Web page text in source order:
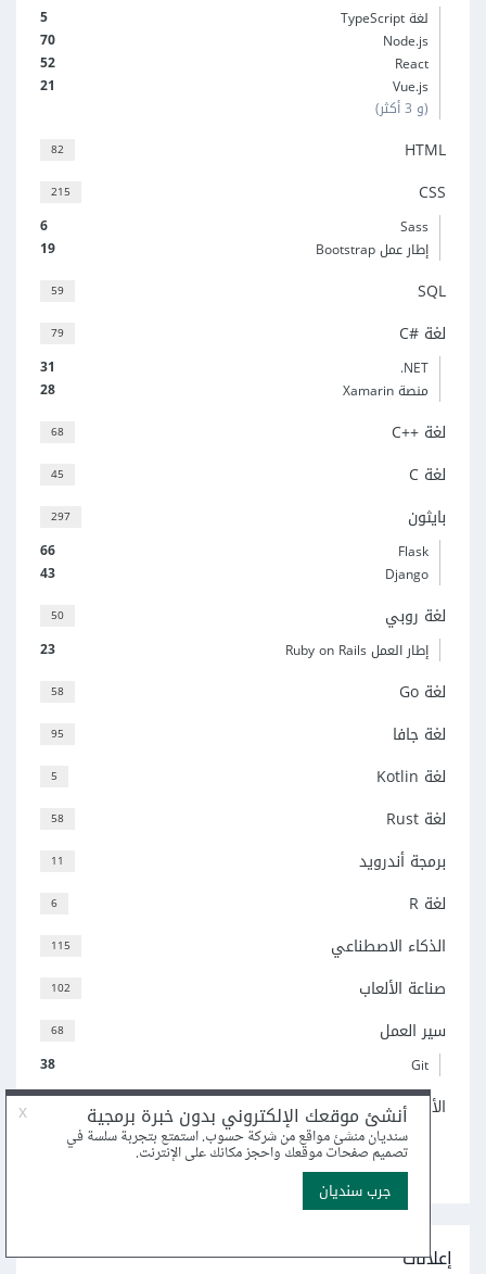
5
لغة TypeScript
70
Node.js
52
React
21
Vue.js
(و 3 أكثر)
82 HTML
215 CSS
6
Sass
19
إطار عمل Bootstrap
59 SQL
79 لغة C#‎
31
‎.NET
28
منصة Xamarin
68 لغة C++‎
45 لغة C
297 بايثون
66
Flask
43
Django
50 لغة روبي
23 إطار العمل Ruby on Rails
58 لغة Go
95 لغة جافا
5 لغة Kotlin
58 لغة Rust
11 برمجة أندرويد
6 لغة R
115 الذكاء الاصطناعي
102 صناعة الألعاب
68 سير العمل
38 Git
الأنظمة والأنظمة المدمجة
اعرض جميع التصنيفات
إعلانات